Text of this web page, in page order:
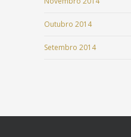
Outubro 2014
Setembro 2014